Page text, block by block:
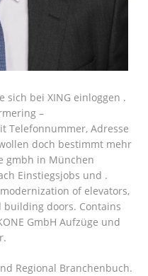
sich bei XING einloggen .
–
Telefonnummer, Adresse
doch bestimmt mehr
gmbh in München
Einstiegsjobs und .
of elevators,
building doors. Contains
GmbH Aufzüge und
Regional Branchenbuch.